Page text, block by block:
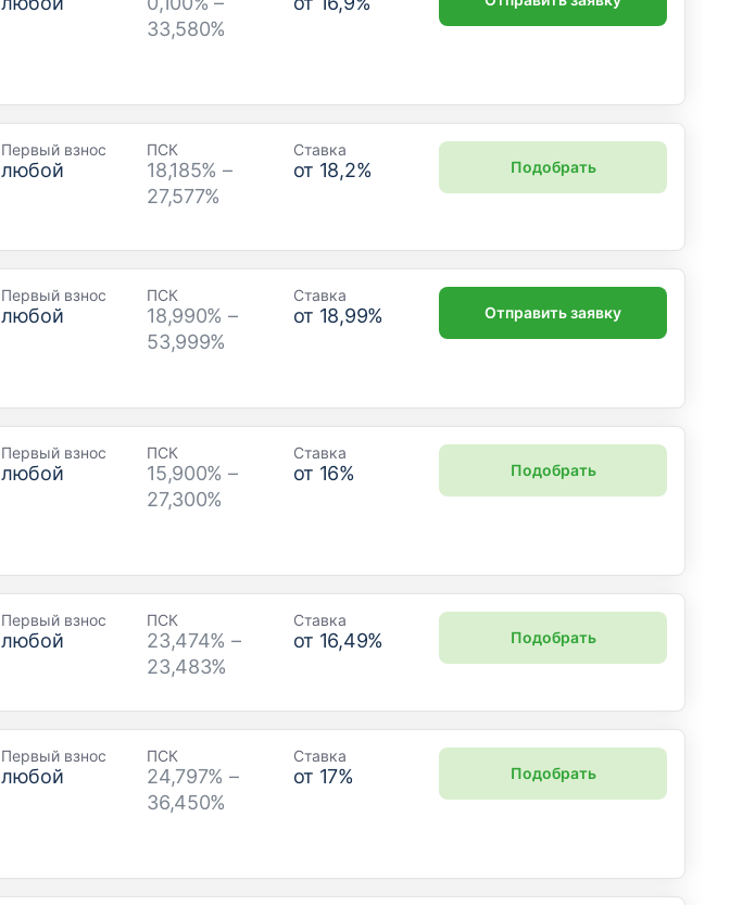
33,580%
Первый взнос
любой
ПСК
18,185% –
27,577%
Ставка
от 18,2% Подобрать
Первый взнос
любой
ПСК
18,990% –
53,999%
Ставка
от 18,99% Отправить заявку
Первый взнос
любой
ПСК
15,900% –
27,300%
Ставка
от 16% Подобрать
Первый взнос
любой
ПСК
23,474% –
23,483%
Ставка
от 16,49% Подобрать
Первый взнос
любой
ПСК
24,797% –
36,450%
Ставка
от 17% Подобрать